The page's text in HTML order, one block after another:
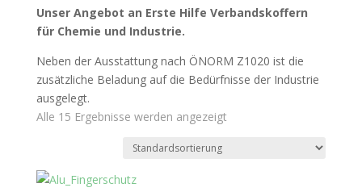
Unser Angebot an Erste Hilfe Verbandskoffern
für Chemie und Industrie.
Neben der Ausstattung nach ÖNORM Z1020 ist die
zusätzliche Beladung auf die Bedürfnisse der Industrie
ausgelegt.
Alle 15 Ergebnisse werden angezeigt